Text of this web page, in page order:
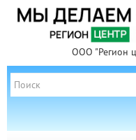
ООО "Регион